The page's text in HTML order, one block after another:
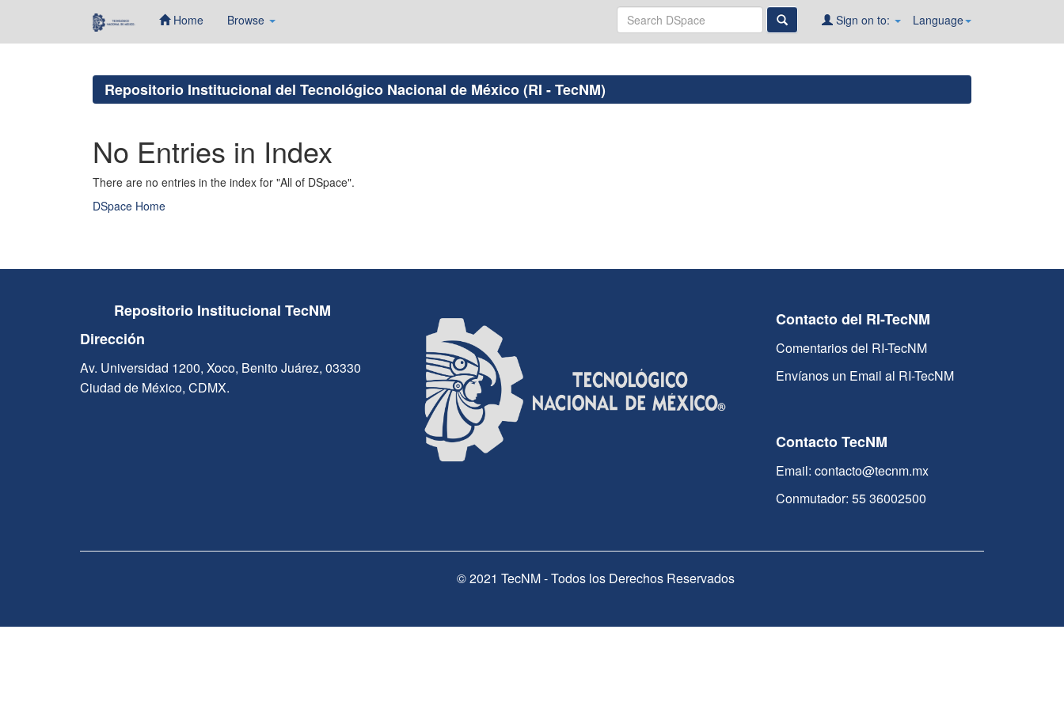
Home Browse Language
Sign on to:
Repositorio Institucional del Tecnológico Nacional de México (RI - TecNM)
No Entries in Index
There are no entries in the index for "All of DSpace".
DSpace Home
Repositorio Institucional TecNM
Dirección
Av. Universidad 1200, Xoco, Benito Juárez, 03330
Ciudad de México, CDMX.
Contacto del RI-TecNM
Comentarios del RI-TecNM
Envíanos un Email al RI-TecNM
Contacto TecNM
Email: contacto@tecnm.mx
Conmutador: 55 36002500
© 2021 TecNM - Todos los Derechos Reservados